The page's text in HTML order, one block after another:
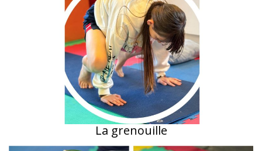
La grenouille